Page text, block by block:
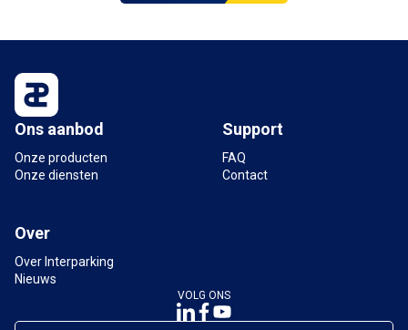
Ons aanbod
Onze producten
Onze diensten
Support
FAQ
Contact
Over
Over Interparking
Nieuws
VOLG ONS